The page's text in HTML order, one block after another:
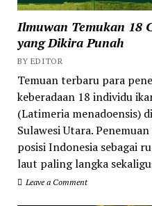
Ilmuwan Temukan 18
yang Dikira Punah
BY EDITOR
Temuan terbaru para
keberadaan 18 individu
(Latimeria menadoensis)
Sulawesi Utara.
posisi Indonesia sebagai
laut paling langka
Leave a Comment